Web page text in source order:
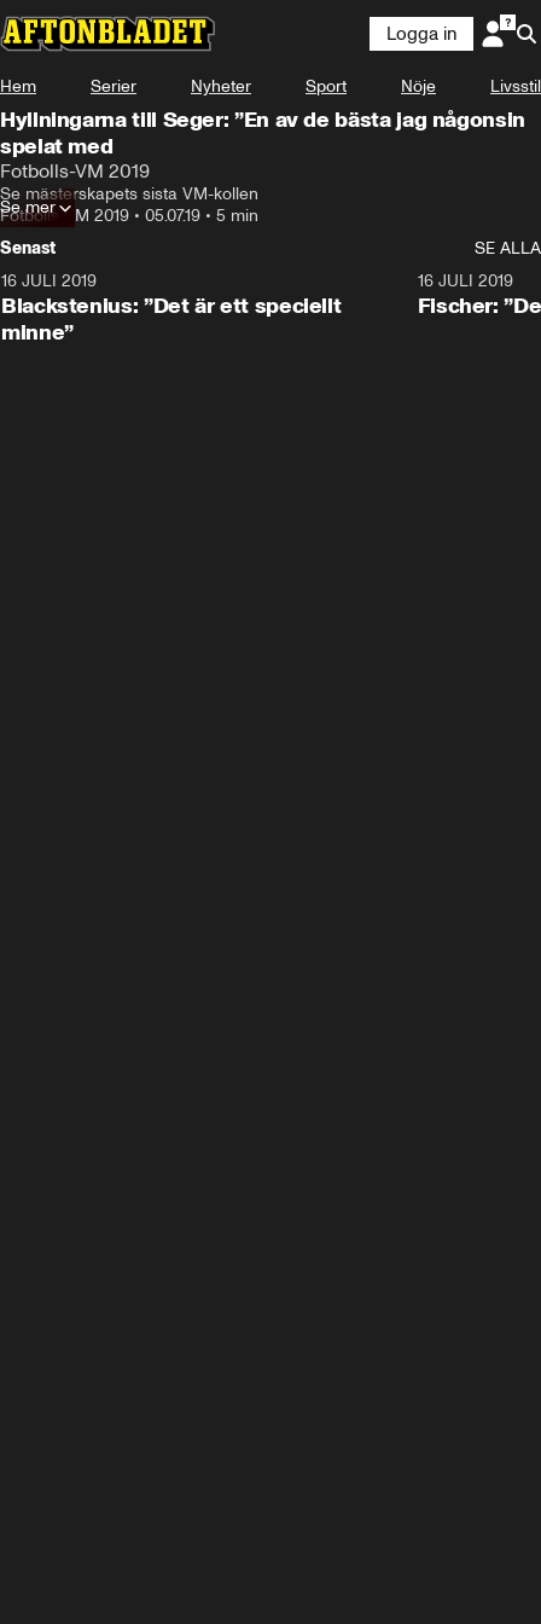
Logga in
Hem Serier Nyheter Sport Nöje Livsstil
Hyllningarna till Seger: ”En av de bästa jag någonsin
spelat med
Fotbolls-VM 2019
Se mästerskapets sista VM-kollen
Fotbolls-VM 2019 • 05.07.19 • 5 min
Se mer
Senast
SE ALLA
16 JULI 2019
Blackstenius: ”Det är ett speciellt
minne”
16 JULI 2019
Fischer: